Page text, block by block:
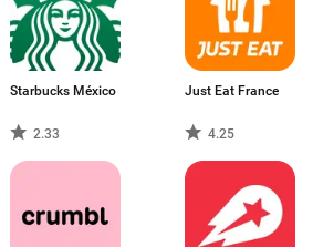
Starbucks México
2.33
Just Eat France
4.25